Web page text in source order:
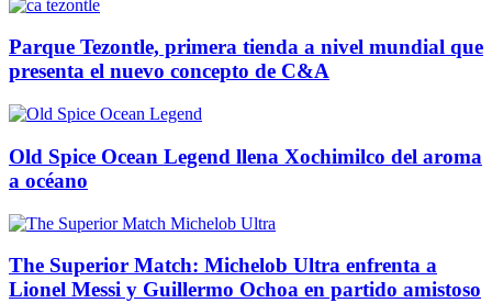
Parque Tezontle, primera tienda a nivel mundial que
presenta el nuevo concepto de C&A
Old Spice Ocean Legend llena Xochimilco del aroma
a océano
The Superior Match: Michelob Ultra enfrenta a
Lionel Messi y Guillermo Ochoa en partido amistoso